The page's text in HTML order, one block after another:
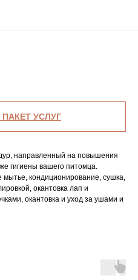
УСЛУГ
направленный на повышения
гигиены вашего питомца.
кондиционирование, сушка,
окантовка лап и
окантовка и уход за ушами и